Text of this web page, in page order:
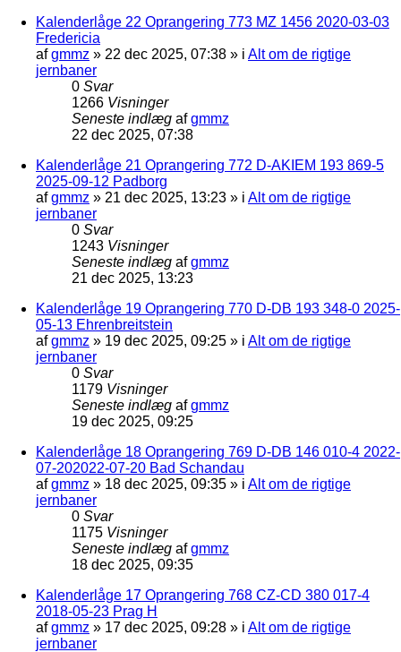
Kalenderlåge 22 Oprangering 773 MZ 1456 2020-03-03
Fredericia
afgmmz » 22 dec 2025, 07:38 » i Alt om de rigtige
jernbaner
0 Svar
1266 Visninger
Seneste indlæg afgmmz
22 dec 2025, 07:38
Kalenderlåge 21 Oprangering 772 D-AKIEM 193 869-5
2025-09-12 Padborg
afgmmz » 21 dec 2025, 13:23 » i Alt om de rigtige
jernbaner
0 Svar
1243 Visninger
Seneste indlæg afgmmz
21 dec 2025, 13:23
Kalenderlåge 19 Oprangering 770 D-DB 193 348-0 2025-
05-13 Ehrenbreitstein
afgmmz » 19 dec 2025, 09:25 » i Alt om de rigtige
jernbaner
0 Svar
1179 Visninger
Seneste indlæg afgmmz
19 dec 2025, 09:25
Kalenderlåge 18 Oprangering 769 D-DB 146 010-4 2022-
07-202022-07-20 Bad Schandau
afgmmz » 18 dec 2025, 09:35 » i Alt om de rigtige
jernbaner
0 Svar
1175 Visninger
Seneste indlæg afgmmz
18 dec 2025, 09:35
Kalenderlåge 17 Oprangering 768 CZ-CD 380 017-4
2018-05-23 Prag H
afgmmz » 17 dec 2025, 09:28 » i Alt om de rigtige
jernbaner